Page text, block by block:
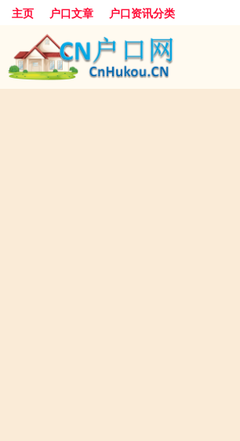
主页 户口文章 户口资讯分类